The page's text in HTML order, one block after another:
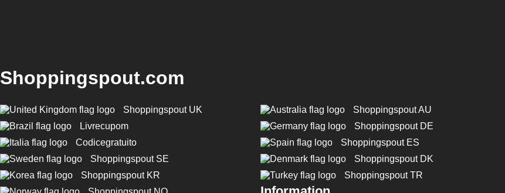
Shoppingspout.com
Shoppingspout UK Shoppingspout AU
Livrecupom
Shoppingspout DE
Codicegratuito
Shoppingspout ES
Shoppingspout SE
Shoppingspout DK
Shoppingspout KR
Shoppingspout TR